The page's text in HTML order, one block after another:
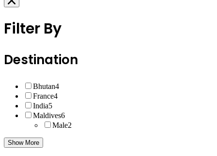
Filter By
Destination
Bhutan4
France4
India5
Maldives6
Male2
Show More